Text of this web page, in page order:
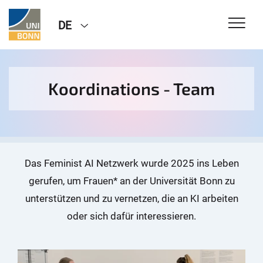
DE
Koordinations - Team
Das Feminist AI Netzwerk wurde 2025 ins Leben
gerufen, um Frauen* an der Universität Bonn zu
unterstützen und zu vernetzen, die an KI arbeiten
oder sich dafür interessieren.